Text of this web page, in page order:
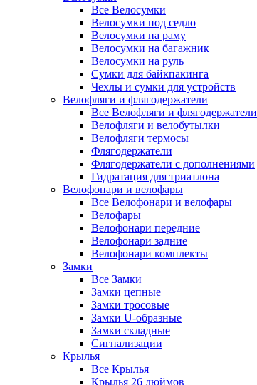
Все Велосумки
Велосумки под седло
Велосумки на раму
Велосумки на багажник
Велосумки на руль
Сумки для байкпакинга
Чехлы и сумки для устройств
Велофляги и флягодержатели
Все Велофляги и флягодержатели
Велофляги и велобутылки
Велофляги термосы
Флягодержатели
Флягодержатели с дополнениями
Гидратация для триатлона
Велофонари и велофары
Все Велофонари и велофары
Велофары
Велофонари передние
Велофонари задние
Велофонари комплекты
Замки
Все Замки
Замки цепные
Замки тросовые
Замки U-образные
Замки складные
Сигнализации
Крылья
Все Крылья
Крылья 26 дюймов